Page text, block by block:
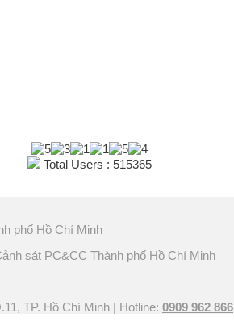
Total Users : 515365
phố Hồ Chí Minh
sát PC&CC Thành phố Hồ Chí Minh
TP. Hồ Chí Minh | Hotline: 0909 962 866